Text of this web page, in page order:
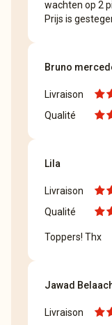
wachten op 2
Prijs is
Bruno
Livraison
Qualité
Lila
Livraison
Qualité
Toppers! Thx
Jawad
Livraison